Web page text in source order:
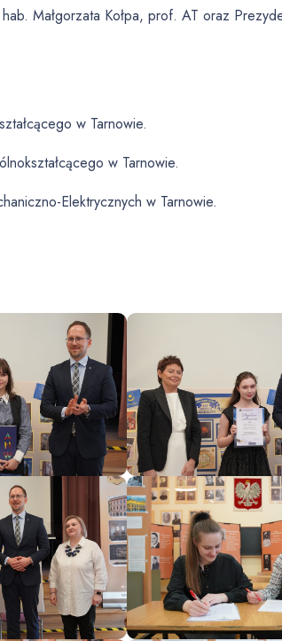
Małgorzata Kołpa, prof. AT oraz
w Tarnowie.
w Tarnowie.
Elektrycznych w Tarnowie.